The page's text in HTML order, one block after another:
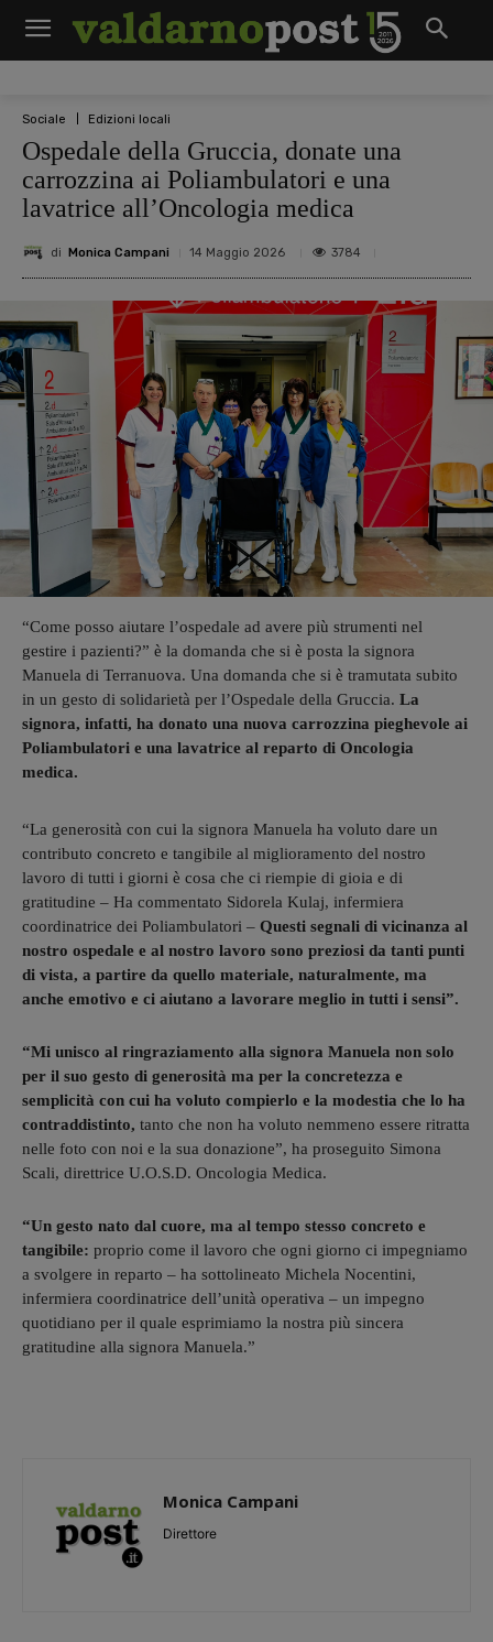
Sociale Edizioni locali
Ospedale della Gruccia, donate una
carrozzina ai Poliambulatori e una
lavatrice all’Oncologia medica
di Monica Campani 14 Maggio 2026 3784
“Come posso aiutare l’ospedale ad avere più strumenti nel
gestire i pazienti?” è la domanda che si è posta la signora
Manuela di Terranuova. Una domanda che si è tramutata subito
in un gesto di solidarietà per l’Ospedale della Gruccia. La
signora, infatti, ha donato una nuova carrozzina pieghevole ai
Poliambulatori e una lavatrice al reparto di Oncologia
medica.
“La generosità con cui la signora Manuela ha voluto dare un
contributo concreto e tangibile al miglioramento del nostro
lavoro di tutti i giorni è cosa che ci riempie di gioia e di
gratitudine – Ha commentato Sidorela Kulaj, infermiera
coordinatrice dei Poliambulatori – Questi segnali di vicinanza al
nostro ospedale e al nostro lavoro sono preziosi da tanti punti
di vista, a partire da quello materiale, naturalmente, ma
anche emotivo e ci aiutano a lavorare meglio in tutti i sensi”.
“Mi unisco al ringraziamento alla signora Manuela non solo
per il suo gesto di generosità ma per la concretezza e
semplicità con cui ha voluto compierlo e la modestia che lo ha
contraddistinto, tanto che non ha voluto nemmeno essere ritratta
nelle foto con noi e la sua donazione”, ha proseguito Simona
Scali, direttrice U.O.S.D. Oncologia Medica.
“Un gesto nato dal cuore, ma al tempo stesso concreto e
tangibile: proprio come il lavoro che ogni giorno ci impegniamo
a svolgere in reparto – ha sottolineato Michela Nocentini,
infermiera coordinatrice dell’unità operativa – un impegno
quotidiano per il quale esprimiamo la nostra più sincera
gratitudine alla signora Manuela.”
Monica Campani
Direttore